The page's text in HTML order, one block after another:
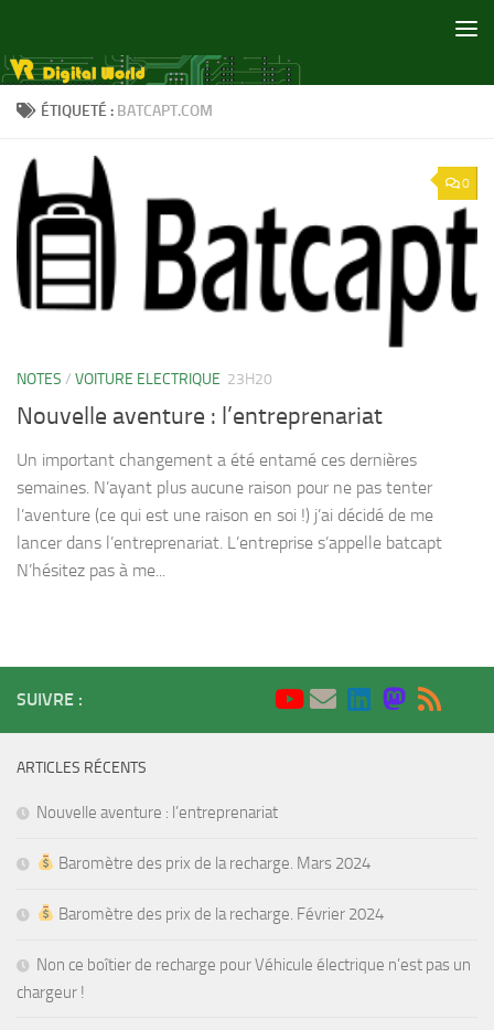
ÉTIQUETÉ : BATCAPT.COM
0
NOTES / VOITURE ELECTRIQUE 23H20
Nouvelle aventure : l’entreprenariat
Un important changement a été entamé ces dernières
semaines. N’ayant plus aucune raison pour ne pas tenter
l’aventure (ce qui est une raison en soi !) j’ai décidé de me
lancer dans l’entreprenariat. L’entreprise s’appelle batcapt
N’hésitez pas à me...
SUIVRE :
ARTICLES RÉCENTS
Nouvelle aventure : l’entreprenariat
Baromètre des prix de la recharge. Mars 2024
Baromètre des prix de la recharge. Février 2024
Non ce boîtier de recharge pour Véhicule électrique n’est pas un
chargeur !